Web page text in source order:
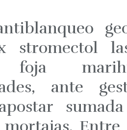
stromectol
foja
ante